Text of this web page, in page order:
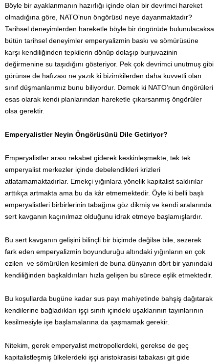
Böyle bir ayaklanmanın hazırlığı içinde olan bir devrimci hareket
olmadığına göre, NATO’nun öngörüsü neye dayanmaktadır?
Tarihsel deneyimlerden hareketle böyle bir öngörüde bulunulacaksa
bütün tarihsel deneyimler emperyalizmin baskı ve sömürüsüne
karşı kendiliğinden tepkilerin dönüp dolaşıp burjuvazinin
değirmenine su taşıdığını gösteriyor. Pek çok devrimci unutmuş gibi
görünse de hafızası ne yazık ki bizimkilerden daha kuvvetli olan
sınıf düşmanlarımız bunu biliyordur. Demek ki NATO’nun öngörüleri
esas olarak kendi planlarından hareketle çıkarsanmış öngörüler
olsa gerektir.
Emperyalistler Neyin Öngörüsünü Dile Getiriyor?
Emperyalistler arası rekabet giderek keskinleşmekte, tek tek
emperyalist merkezler içinde debelendikleri krizleri
atlatamamaktadırlar. Emekçi yığınlara yönelik kapitalist saldırılar
arttıkça artmakta ama bu da kâr etmemektedir. Öyle ki belli başlı
emperyalistleri birbirlerinin tabağına göz dikmiş ve kendi aralarında
sert kavganın kaçınılmaz olduğunu idrak etmeye başlamışlardır.
Bu sert kavganın gelişini bilinçli bir biçimde değilse bile, sezerek
fark eden emperyalizmin boyunduruğu altındaki yığınların en çok
ezilen ve sömürülen kesimleri de buna dünyanın dört bir yanındaki
kendiliğinden başkaldırıları hızla gelişen bu sürece eşlik etmektedir.
Bu koşullarda bugüne kadar sus payı mahiyetinde bahşiş dağıtarak
kendilerine bağladıkları işçi sınıfı içindeki uşaklarının tayınlarının
kesilmesiyle işe başlamalarına da şaşmamak gerekir.
Nitekim, gerek emperyalist metropollerdeki, gerekse de geç
kapitalistleşmiş ülkelerdeki işçi aristokrasisi tabakası git gide